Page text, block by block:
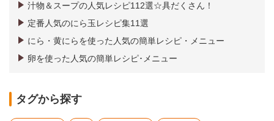
汁物＆スープの人気レシピ112選☆具だくさん！
定番人気のにら玉レシピ集11選
にら・黄にらを使った人気の簡単レシピ・メニュー
卵を使った人気の簡単レシピ･メニュー
タグから探す